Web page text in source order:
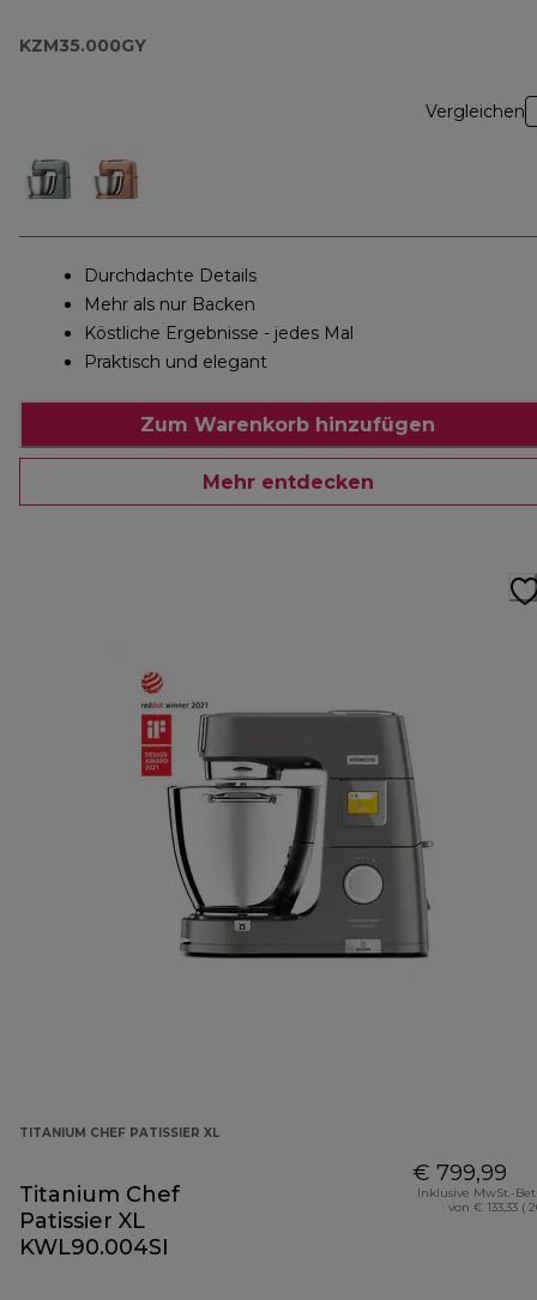
KZM35.000GY
Vergleichen
Durchdachte Details
Mehr als nur Backen
Köstliche Ergebnisse - jedes Mal
Praktisch und elegant
Zum Warenkorb hinzufügen
Mehr entdecken
TITANIUM CHEF PATISSIER XL
Titanium Chef
Patissier XL
KWL90.004SI
€ 799,99
Inklusive MwSt.-
von € 133,33 (